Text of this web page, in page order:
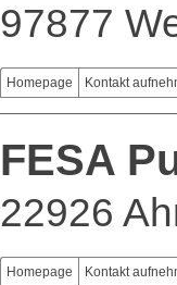
97877
Homepage Kontakt
FESA
22926
Homepage Kontakt